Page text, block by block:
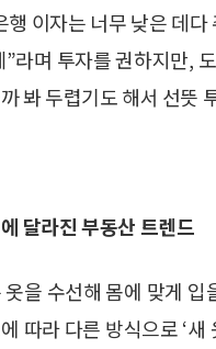
행 이자는 너무 낮은 데다
”라며 투자를 권하지만,
봐 두렵기도 해서 선뜻
달라진 부동산 트렌드
을 수선해 몸에 맞게
따라 다른 방식으로 ‘